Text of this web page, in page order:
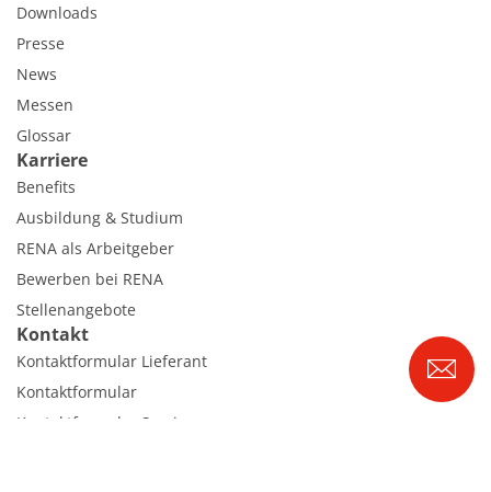
Downloads
Presse
News
Messen
Glossar
Karriere
Benefits
Ausbildung & Studium
RENA als Arbeitgeber
Bewerben bei RENA
Stellenangebote
Kontakt
Kontaktformular Lieferant
Kontaktformular
Kontaktformular Service